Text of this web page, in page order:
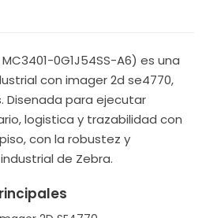
MC3401-0G1J54SS-A6) es una
con imager 2d se4770,
Disenada para ejecutar
logistica y trazabilidad con
con la robustez y
de Zebra.